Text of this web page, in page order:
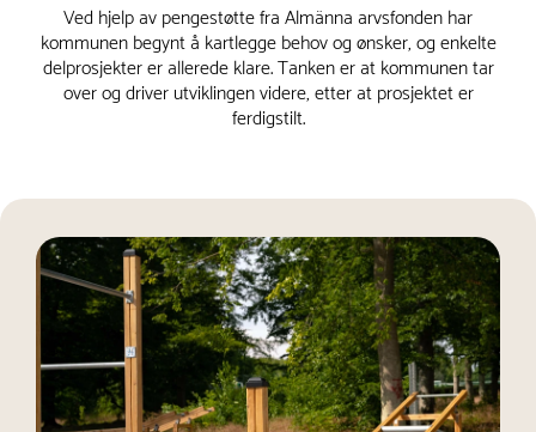
Ved hjelp av pengestøtte fra Almänna arvsfonden har
kommunen begynt å kartlegge behov og ønsker, og enkelte
delprosjekter er allerede klare. Tanken er at kommunen tar
over og driver utviklingen videre, etter at prosjektet er
ferdigstilt.